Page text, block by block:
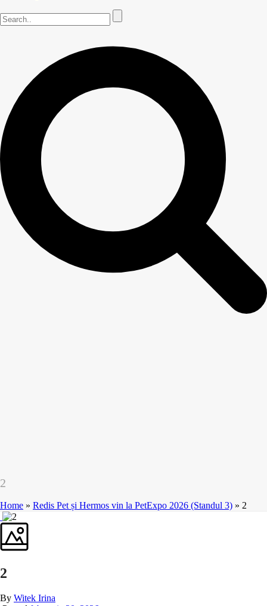
2
Home » Redis Pet și Hermos vin la PetExpo 2026 (Standul 3) » 2
2
By Witek Irina